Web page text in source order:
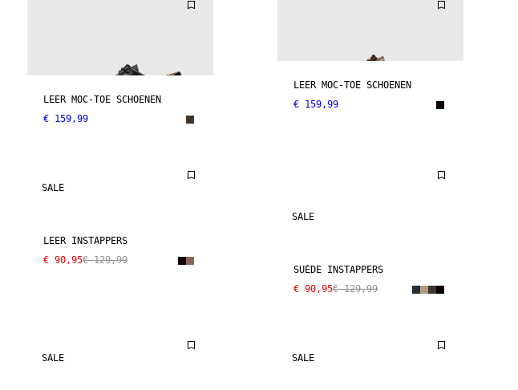
LEER MOC-TOE SCHOENEN
€ 159,99
LEER MOC-TOE SCHOENEN
€ 159,99
SALE
LEER INSTAPPERS
€ 90,95€ 129,99
SALE
SUÈDE INSTAPPERS
€ 90,95€ 129,99
SALE SALE